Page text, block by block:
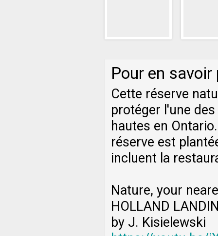
Pour en
Cette réserve
protéger l'une
hautes en
réserve est
incluent la
Nature, your
HOLLAND
by J. Kisielewski